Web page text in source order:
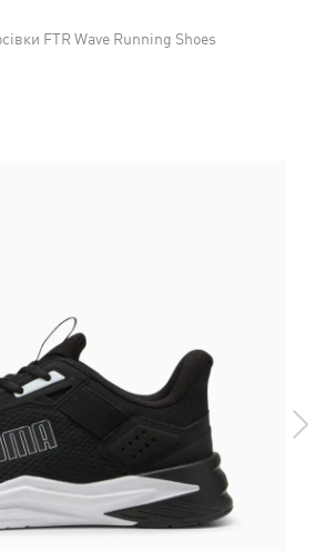
FTR Wave Running Shoes